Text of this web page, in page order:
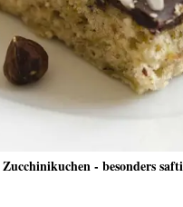
Zucchinikuchen - besonders